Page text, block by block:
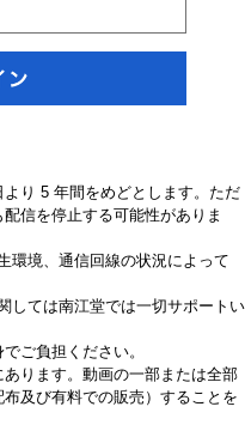
り 5 年間をめどとします。ただ
信を停止する可能性がありま
環境、通信回線の状況によって
しては南江堂では一切サポートい
ご負担ください。
ります。動画の一部または全部
及び有料での販売）することを